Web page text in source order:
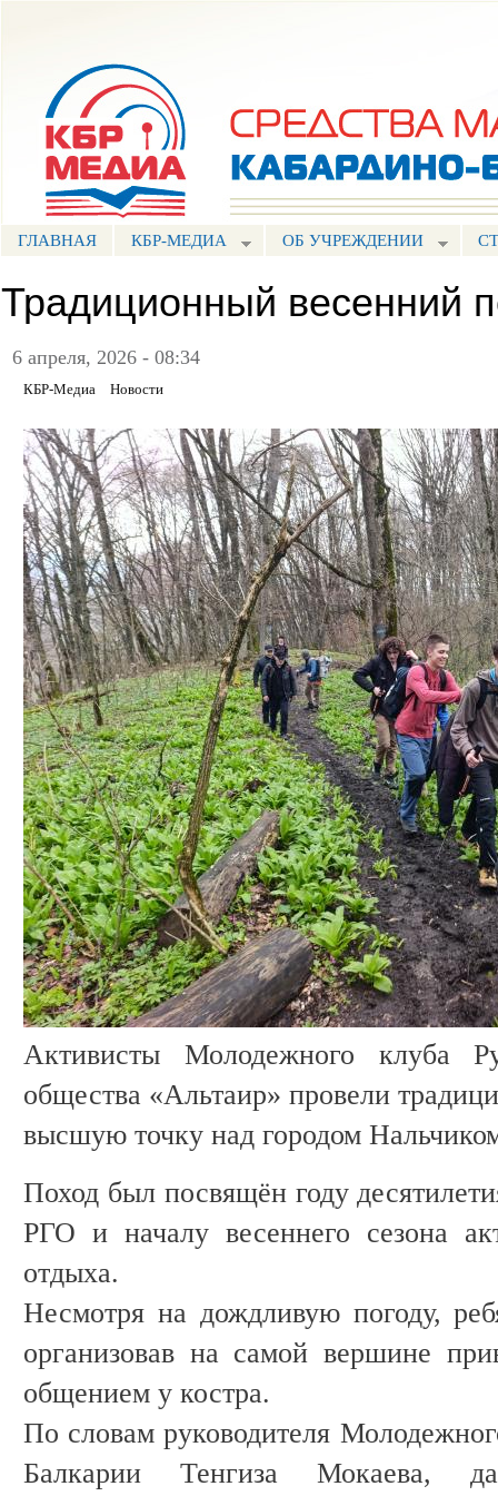
ГЛАВНАЯ КБР-МЕДИА ОБ УЧРЕЖДЕНИИ
Традиционный весенний
6 апреля, 2026 - 08:34
КБР-Медиа Новости
Активисты Молодежного клуба
общества «Альтаир» провели
высшую точку над городом
Поход был посвящён году
РГО и началу весеннего сезона
отдыха.
Несмотря на дождливую погоду,
организовав на самой вершине
общением у костра.
По словам руководителя
Балкарии Тенгиза Мокаева,